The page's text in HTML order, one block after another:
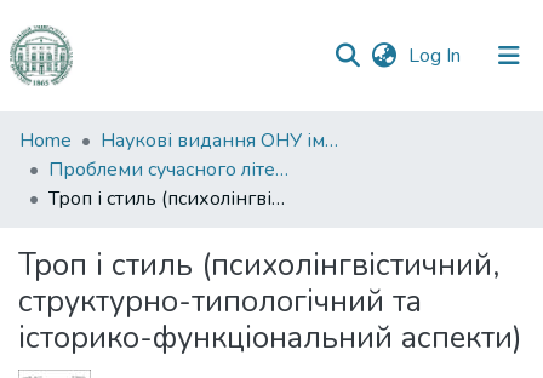
Log In (current)
Communities
&
Collections
Statistics
Home
Наукові видання ОНУ імені І. І. Мечникова
Проблеми сучасного літературознавства
Троп і стиль (психолінгвістичний, структурно-типологічний та історико-функціональний аспекти)
Троп і стиль (психолінгвістичний,
структурно-типологічний та
історико-функціональний аспекти)